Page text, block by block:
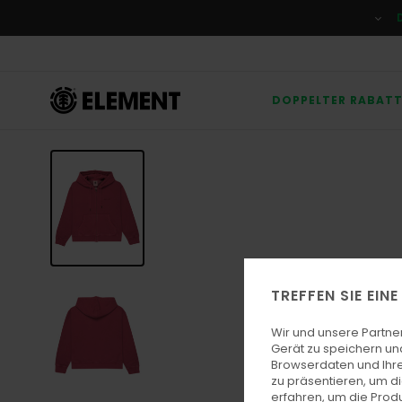
Produktinformation
DOPPELTER RABATT
TREFFEN SIE
Wir und unsere
Gerät zu speichern
Browserdaten und
zu präsentieren, um
erfahren, um die